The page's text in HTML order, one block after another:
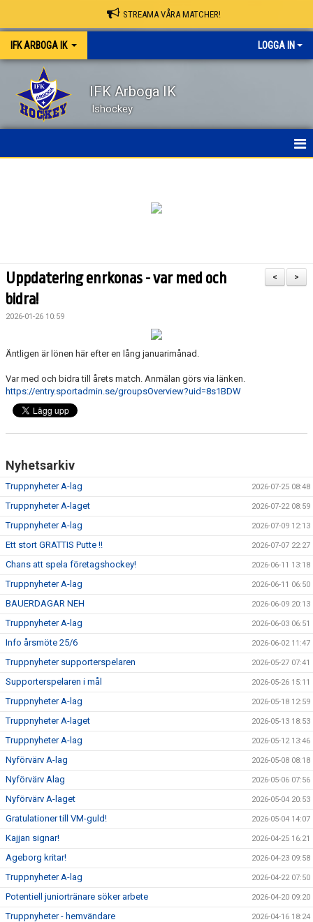
STREAMA VÅRA MATCHER!
IFK ARBOGA IK LOGGA IN
IFK Arboga IK
Ishockey
KALENDER
DOKUMENT
VÅRA LAG
MATCHER
ISSCHEMA
DEN BLÅVITA VÄGEN
BILJETTER
BLI HOCKEYDOMARE
A-LAGETS MATCHER 25/26
KLUBBPROFIL
MEDLEMSSKAP
>
<
Uppdatering enrkonas - var med och
bidra!
2026-01-26 10:59
Äntligen är lönen här efter en lång januarimånad.
Var med och bidra till årets match. Anmälan görs via länken.
https://entry.sportadmin.se/groupsOverview?uid=8s1BDW
Nyhetsarkiv
Truppnyheter A-lag 2026-07-25 08:48
Truppnyheter A-laget 2026-07-22 08:59
Truppnyheter A-lag 2026-07-09 12:13
Ett stort GRATTIS Putte !! 2026-07-07 22:27
Chans att spela företagshockey! 2026-06-11 13:18
Truppnyheter A-lag 2026-06-11 06:50
BAUERDAGAR NEH 2026-06-09 20:13
Truppnyheter A-lag 2026-06-03 06:51
Info årsmöte 25/6 2026-06-02 11:47
Truppnyheter supporterspelaren 2026-05-27 07:41
Supporterspelaren i mål 2026-05-26 15:11
Truppnyheter A-lag 2026-05-18 12:59
Truppnyheter A-laget 2026-05-13 18:53
Truppnyheter A-lag 2026-05-12 13:46
Nyförvärv A-lag 2026-05-08 08:18
Nyförvärv Alag 2026-05-06 07:56
Nyförvärv A-laget 2026-05-04 20:53
Gratulationer till VM-guld! 2026-05-04 14:07
Kajjan signar! 2026-04-25 16:21
Ageborg kritar! 2026-04-23 09:58
Truppnyheter A-lag 2026-04-22 07:50
Potentiell juniortränare söker arbete 2026-04-20 09:20
Truppnyheter - hemvändare 2026-04-16 18:24